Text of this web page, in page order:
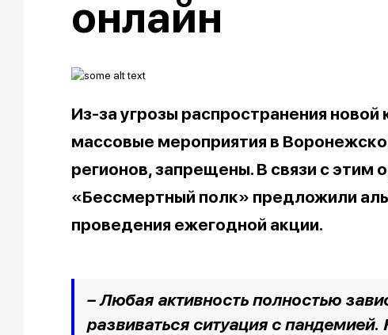
онлайн
Из-за угрозы распространения
массовые мероприятия в
регионов, запрещены. В связи с этим
«Бессмертный полк» предложили
проведения ежегодной акции.
– Любая активность полностью
развиваться ситуация с